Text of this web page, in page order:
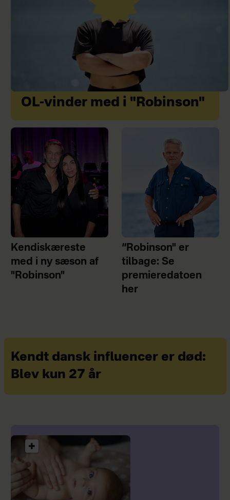
OL-vinder med i "Robinson"
Kendiskæreste
med i ny sæson af
"Robinson"
“Robinson" er
tilbage: Se
premieredatoen
her
Kendt dansk influencer er død:
Blev kun 27 år